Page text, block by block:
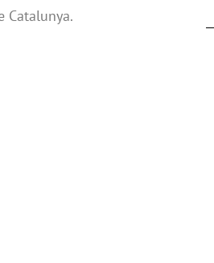
Catalunya.